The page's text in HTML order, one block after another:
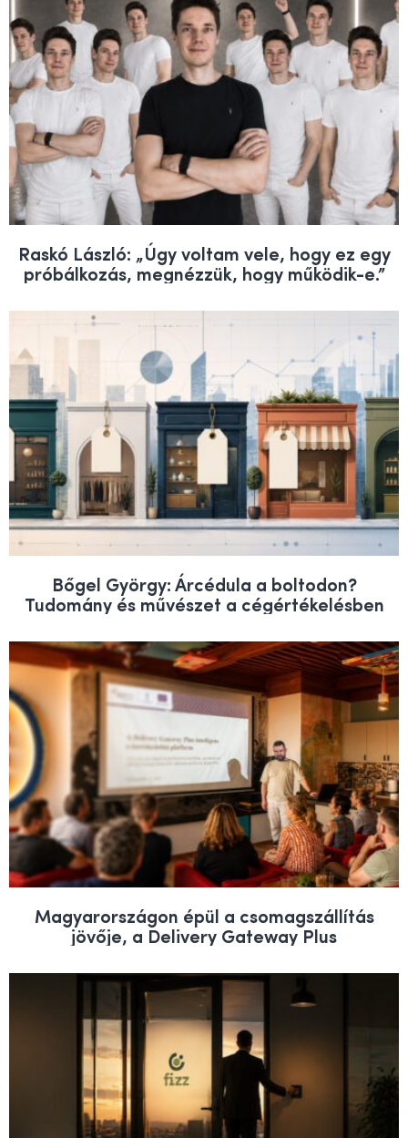
Raskó László: „Úgy voltam vele, hogy ez egy
próbálkozás, megnézzük, hogy működik-e.”
Bőgel György: Árcédula a boltodon?
Tudomány és művészet a cégértékelésben
Magyarországon épül a csomagszállítás
jövője, a Delivery Gateway Plus